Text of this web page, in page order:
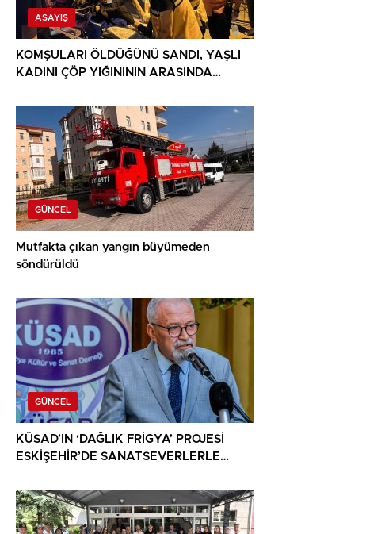
ASAYIŞ
KOMŞULARI ÖLDÜĞÜNÜ SANDI, YAŞLI
KADINI ÇÖP YIĞINININ ARASINDA
GÜNCEL
Mutfakta çıkan yangın büyümeden
söndürüldü
GÜNCEL
KÜSAD’IN ‘DAĞLIK FRİGYA’ PROJESİ
ESKİŞEHİR’DE SANATSEVERLERLE